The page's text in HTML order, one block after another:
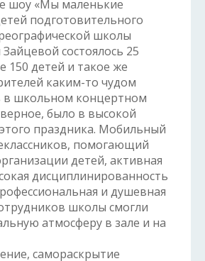
шоу «Мы маленькие
подготовительного
школы
состоялось 25
150 детей и такое же
каким-то чудом
в школьном концертном
было в высокой
праздника. Мобильный
помогающий
детей, активная
дисциплинированность
и душевная
школы смогли
атмосферу в зале и на
самораскрытие